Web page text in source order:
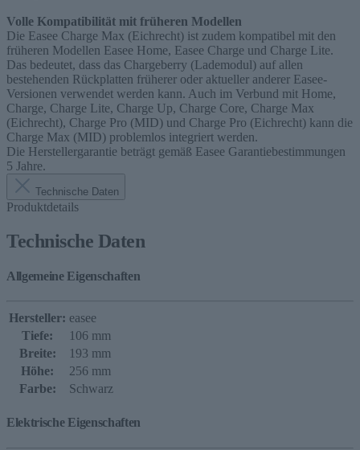
Volle Kompatibilität mit früheren Modellen
Die Easee Charge Max (Eichrecht) ist zudem kompatibel mit den
früheren Modellen Easee Home, Easee Charge und Charge Lite.
Das bedeutet, dass das Chargeberry (Lademodul) auf allen
bestehenden Rückplatten früherer oder aktueller anderer Easee-
Versionen verwendet werden kann. Auch im Verbund mit Home,
Charge, Charge Lite, Charge Up, Charge Core, Charge Max
(Eichrecht), Charge Pro (MID) und Charge Pro (Eichrecht) kann die
Charge Max (MID) problemlos integriert werden.
Die Herstellergarantie beträgt gemäß Easee Garantiebestimmungen
5 Jahre.
Technische Daten
Produktdetails
Technische Daten
Allgemeine Eigenschaften
Hersteller: easee
Tiefe:
106 mm
Breite:
193 mm
Höhe:
256 mm
Farbe:
Schwarz
Elektrische Eigenschaften